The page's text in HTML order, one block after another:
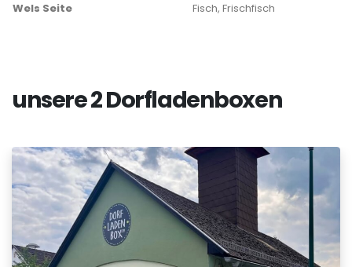
Wels Seite
Fisch, Frischfisch
unsere 2 Dorfladenboxen